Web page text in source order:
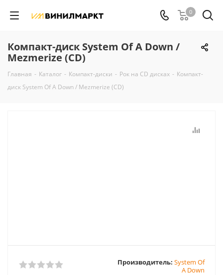
0
Компакт-диск System Of A Down /
Mezmerize (CD)
Главная - Каталог - Компакт-диски - Рок на CD дисках - Компакт-
диск System Of A Down / Mezmerize (CD)
Производитель: System Of
A Down